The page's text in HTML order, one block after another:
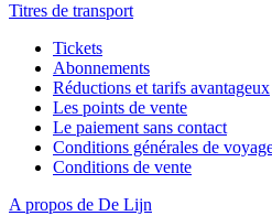
Titres de transport
Tickets
Abonnements
Réductions et tarifs avantageux
Les points de vente
Le paiement sans contact
Conditions générales de
Conditions de vente
A propos de De Lijn